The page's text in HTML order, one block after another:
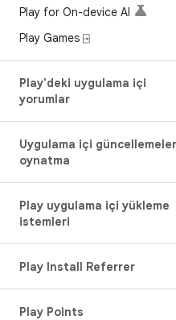
Play for On-device AI
Play Games ⍈
Play'deki uygulama içi
yorumlar
Uygulama içi
oynatma
Play uygulama içi yükleme
istemleri
Play Install Referrer
Play Points